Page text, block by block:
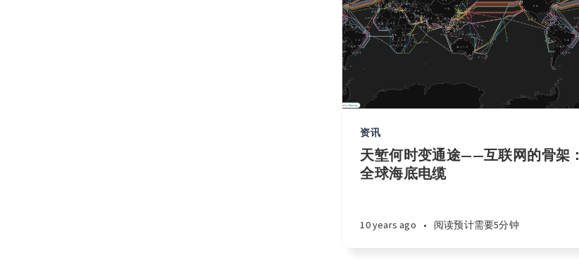
资讯
天堑何时变通途——互联网的骨架：
全球海底电缆
10 years ago • 阅读预计需要5分钟